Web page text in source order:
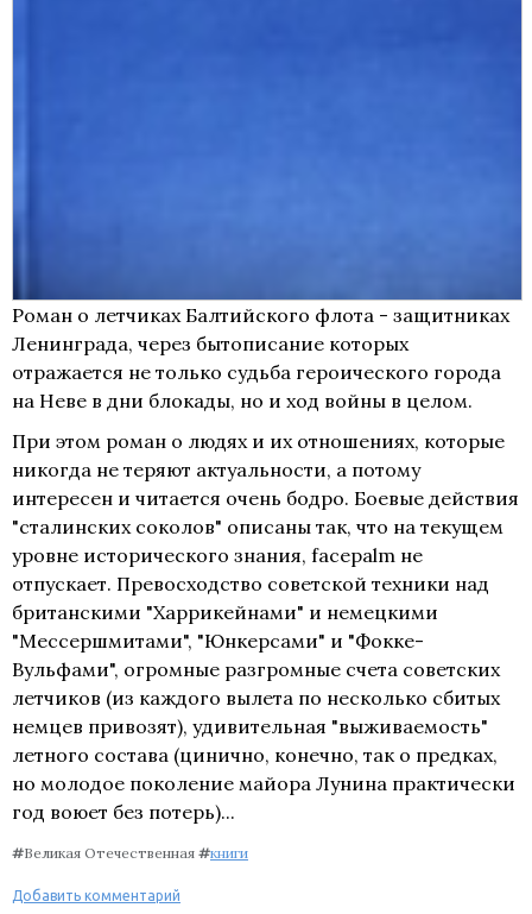
Роман о летчиках Балтийского флота - защитниках
Ленинграда, через бытописание которых
отражается не только судьба героического города
на Неве в дни блокады, но и ход войны в целом.
При этом роман о людях и их отношениях, которые
никогда не теряют актуальности, а потому
интересен и читается очень бодро. Боевые действия
"сталинских соколов" описаны так, что на текущем
уровне исторического знания, facepalm не
отпускает. Превосходство советской техники над
британскими "Харрикейнами" и немецкими
"Мессершмитами", "Юнкерсами" и "Фокке-
Вульфами", огромные разгромные счета советских
летчиков (из каждого вылета по несколько сбитых
немцев привозят), удивительная "выживаемость"
летного состава (цинично, конечно, так о предках,
но молодое поколение майора Лунина практически
год воюет без потерь)...
#Великая Отечественная #книги
Добавить комментарий